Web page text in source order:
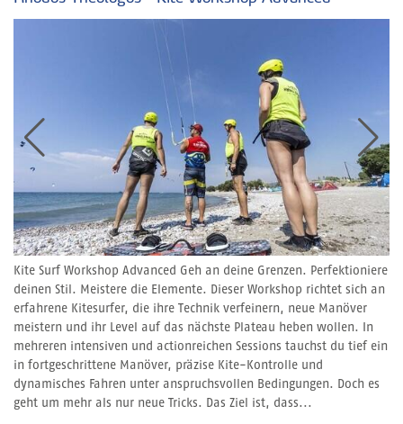
Kite Surf Workshop Advanced Geh an deine Grenzen. Perfektioniere
deinen Stil. Meistere die Elemente. Dieser Workshop richtet sich an
erfahrene Kitesurfer, die ihre Technik verfeinern, neue Manöver
meistern und ihr Level auf das nächste Plateau heben wollen. In
mehreren intensiven und actionreichen Sessions tauchst du tief ein
in fortgeschrittene Manöver, präzise Kite-Kontrolle und
dynamisches Fahren unter anspruchsvollen Bedingungen. Doch es
geht um mehr als nur neue Tricks. Das Ziel ist, dass...